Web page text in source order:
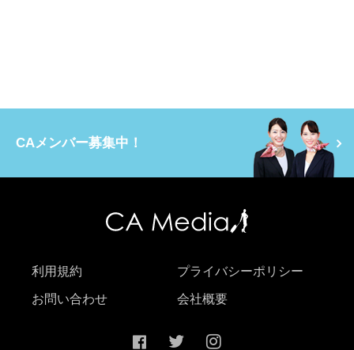
CAメンバー募集中！
利用規約 プライバシーポリシー
お問い合わせ 会社概要